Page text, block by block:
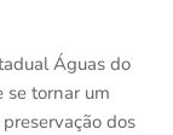
Águas do
se tornar um
dos